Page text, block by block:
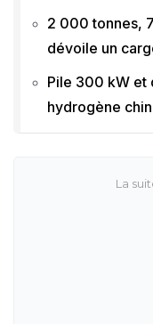
2 000 tonnes,
dévoile un
Pile 300 kW et
hydrogène